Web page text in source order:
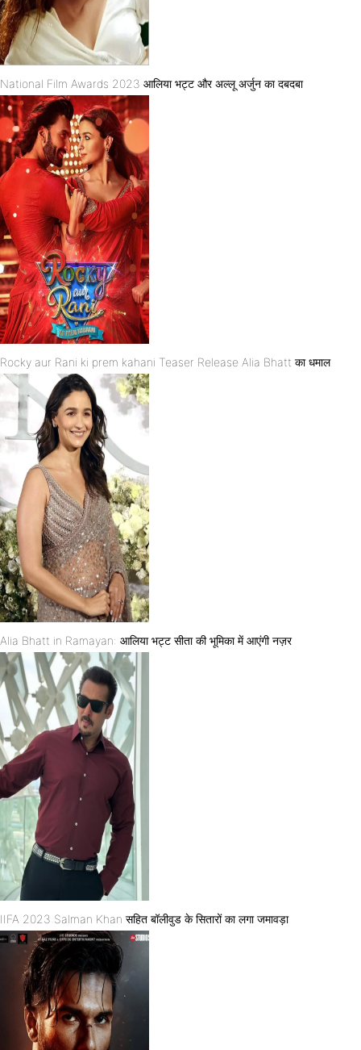
National Film Awards 2023 आलिया भट्ट और अल्लू अर्जुन का दबदबा
Rocky aur Rani ki prem kahani Teaser Release Alia Bhatt का धमाल
Alia Bhatt in Ramayan: आलिया भट्ट सीता की भूमिका में आएंगी नज़र
IIFA 2023 Salman Khan सहित बॉलीवुड के सितारों का लगा जमावड़ा